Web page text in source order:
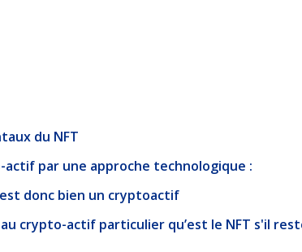
du NFT
par une approche technologique :
est donc bien un cryptoactif
au crypto-actif particulier qu’est le NFT s'il